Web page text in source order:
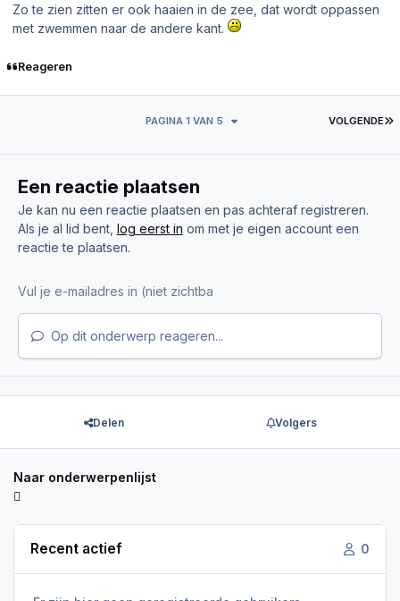
Zo te zien zitten er ook haaien in de zee, dat wordt oppassen
met zwemmen naar de andere kant.
Reageren
VOLGENDE
PAGINA 1 VAN 5
Een reactie plaatsen
Je kan nu een reactie plaatsen en pas achteraf registreren.
Als je al lid bent, log eerst in om met je eigen account een
reactie te plaatsen.
Op dit onderwerp reageren...
Delen Volgers
Naar onderwerpenlijst
Recent actief 0